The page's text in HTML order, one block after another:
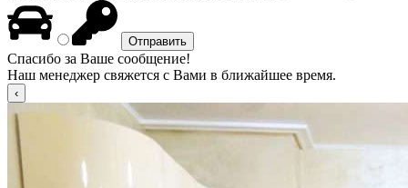
Спасибо за Ваше сообщение!
Наш менеджер свяжется с Вами в ближайшее время.